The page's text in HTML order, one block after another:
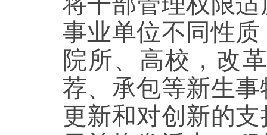
事业单位不同性
院所、高校，改
荐、承包等新生
更新和对创新的